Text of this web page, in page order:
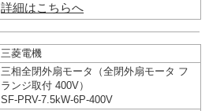
詳細はこちらへ
三菱電機
三相全閉外扇モータ（全閉外扇モータ フ
ランジ取付 400V）
SF-PRV-7.5kW-6P-400V